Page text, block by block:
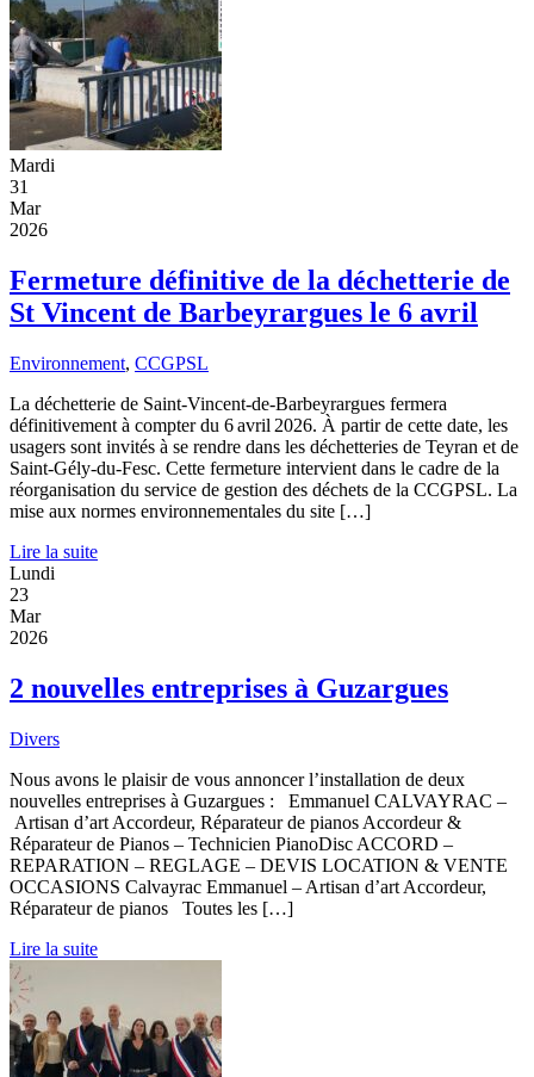
Mardi
31
Mar
2026
Fermeture définitive de la déchetterie de
St Vincent de Barbeyrargues le 6 avril
Environnement, CCGPSL
La déchetterie de Saint-Vincent-de-Barbeyrargues fermera
définitivement à compter du 6 avril 2026. À partir de cette date, les
usagers sont invités à se rendre dans les déchetteries de Teyran et de
Saint-Gély-du-Fesc. Cette fermeture intervient dans le cadre de la
réorganisation du service de gestion des déchets de la CCGPSL. La
mise aux normes environnementales du site […]
Lire la suite
Lundi
23
Mar
2026
2 nouvelles entreprises à Guzargues
Divers
Nous avons le plaisir de vous annoncer l’installation de deux
nouvelles entreprises à Guzargues : Emmanuel CALVAYRAC –
Artisan d’art Accordeur, Réparateur de pianos Accordeur &
Réparateur de Pianos – Technicien PianoDisc ACCORD –
REPARATION – REGLAGE – DEVIS LOCATION & VENTE
OCCASIONS Calvayrac Emmanuel – Artisan d’art Accordeur,
Réparateur de pianos Toutes les […]
Lire la suite